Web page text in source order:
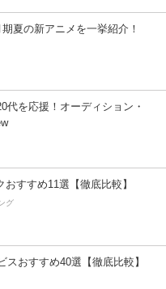
期夏の新アニメを一挙紹介！
代を応援！オーディション・
すすめ11選【徹底比較】
グ
スおすすめ40選【徹底比較】